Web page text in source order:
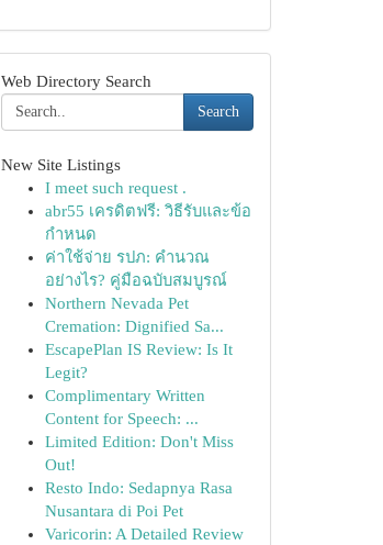
Web Directory Search
Search
New Site Listings
I meet such request .
abr55 เครดิตฟรี: วิธีรับและข้อ
กำหนด
ค่าใช้จ่าย รปภ: คำนวณ
อย่างไร? คู่มือฉบับสมบูรณ์
Northern Nevada Pet
Cremation: Dignified Sa...
EscapePlan IS Review: Is It
Legit?
Complimentary Written
Content for Speech: ...
Limited Edition: Don't Miss
Out!
Resto Indo: Sedapnya Rasa
Nusantara di Poi Pet
Varicorin: A Detailed Review